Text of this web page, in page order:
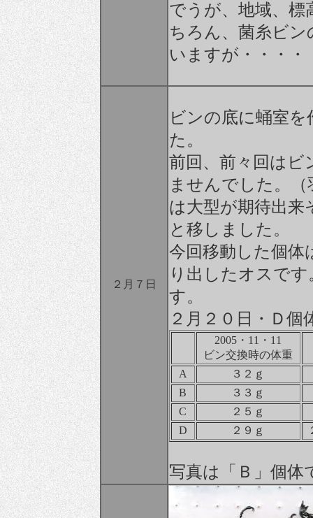
でうが、地域、
ちろん、菌糸ビ
いますが・・・・
２月７日
ビンの底に蛹室
た。
前回、前々回はビ
ませんでした。
は大型が期待出来
と移しました。
今回移動した個体
り出したオスで
す。
２月２０日・Ｄ個
2005・11・11
ビン交換時の体重
A
３２ｇ
B
３３ｇ
C
２５ｇ
D
２９ｇ
写真は「Ｂ」個体